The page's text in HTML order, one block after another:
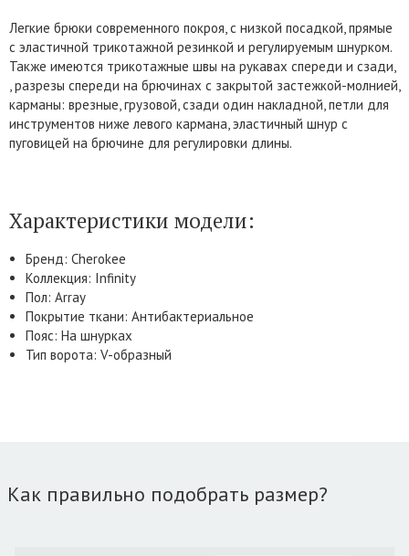
Легкие брюки современного покроя, с низкой посадкой, прямые
с эластичной трикотажной резинкой и регулируемым шнурком.
Также имеются трикотажные швы на рукавах спереди и сзади,
, разрезы спереди на брючинах с закрытой застежкой-молнией,
карманы: врезные, грузовой, сзади один накладной, петли для
инструментов ниже левого кармана, эластичный шнур с
пуговицей на брючине для регулировки длины.
Характеристики модели:
Бренд: Cherokee
Коллекция: Infinity
Пол: Array
Покрытие ткани: Антибактериальное
Пояс: На шнурках
Тип ворота: V-образный
Как правильно подобрать размер?